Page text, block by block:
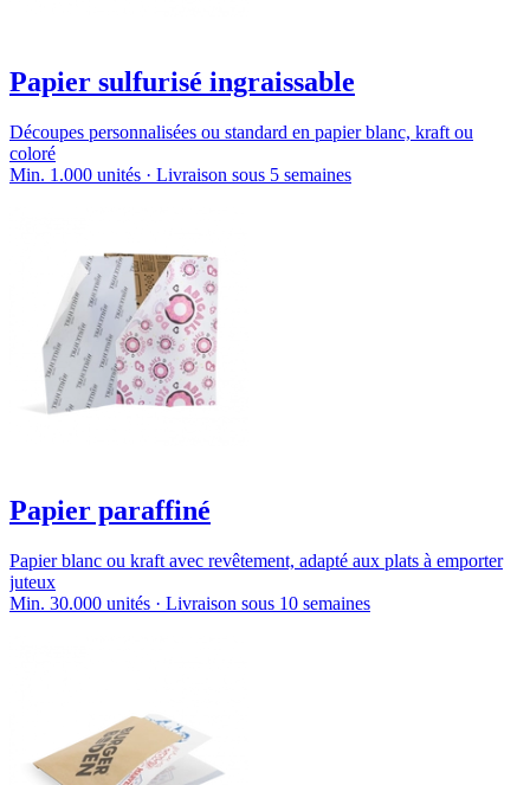
Papier sulfurisé ingraissable
Découpes personnalisées ou standard en papier blanc, kraft ou
coloré
Min. 1.000 unités · Livraison sous 5 semaines
Papier paraffiné
Papier blanc ou kraft avec revêtement, adapté aux plats à emporter
juteux
Min. 30.000 unités · Livraison sous 10 semaines